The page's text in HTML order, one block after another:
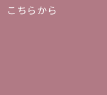
こちらから